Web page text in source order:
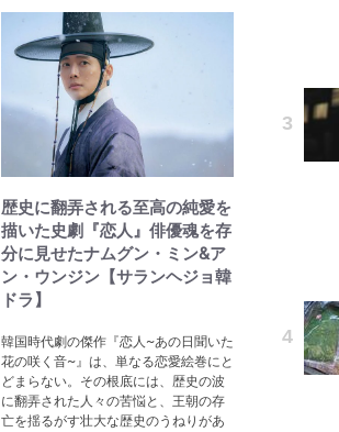
歴史に翻弄される至高の純愛を
描いた史劇『恋人』俳優魂を存
分に見せたナムグン・ミン&ア
ン・ウンジン【サランヘジョ韓
ドラ】
韓国時代劇の傑作『恋人~あの日聞いた
花の咲く音~』は、単なる恋愛絵巻にと
どまらない。その根底には、歴史の波
に翻弄された人々の苦悩と、王朝の存
亡を揺るがす壮大な歴史のうねりがあ